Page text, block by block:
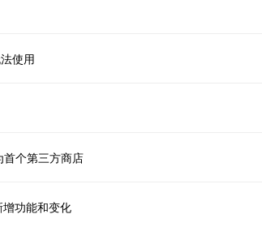
使用
个第三方商店
功能和变化